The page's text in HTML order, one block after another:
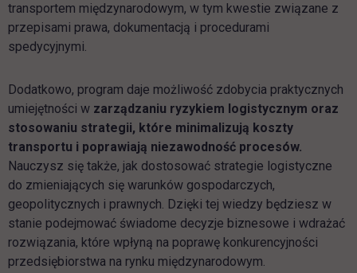
transportem międzynarodowym, w tym kwestie związane z
przepisami prawa, dokumentacją i procedurami
spedycyjnymi.
Dodatkowo, program daje możliwość zdobycia praktycznych
umiejętności w zarządzaniu ryzykiem logistycznym oraz
stosowaniu strategii, które minimalizują koszty
transportu i poprawiają niezawodność procesów.
Nauczysz się także, jak dostosować strategie logistyczne
do zmieniających się warunków gospodarczych,
geopolitycznych i prawnych. Dzięki tej wiedzy będziesz w
stanie podejmować świadome decyzje biznesowe i wdrażać
rozwiązania, które wpłyną na poprawę konkurencyjności
przedsiębiorstwa na rynku międzynarodowym.